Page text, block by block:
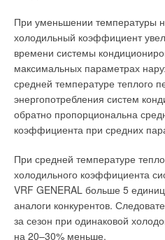
При уменьшении температуры
холодильный коэффициент
времени системы
максимальных параметрах
средней температуре теплого
энергопотребления систем
обратно пропорциональна
коэффициента при средних
При средней температуре
холодильного коэффициента
VRF GENERAL больше 5
аналоги конкурентов.
за сезон при одинаковой
на 20–30% меньше.